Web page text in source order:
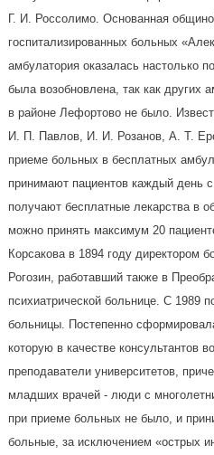
Г. И. Россолимо. Основанная
госпитализированных больных
амбулатория оказалась настолько
была возобновлена, так как других
в районе Лефортово не было.
И. П. Павлов, И. И. Розанов, А. Т.
приеме больных в бесплатных
принимают пациентов каждый день
получают бесплатные лекарства в
можно принять максимум 20
Корсакова в 1894 году директором
Рогозин, работавший также в
психиатрической больнице. С 1989
больницы. Постепенно
которую в качестве консультантов
преподаватели университетов,
младших врачей - люди с
при приеме больных не было, и
больные, за исключением «острых